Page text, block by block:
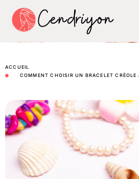
ACCUEIL
COMMENT CHOISIR UN BRACELET